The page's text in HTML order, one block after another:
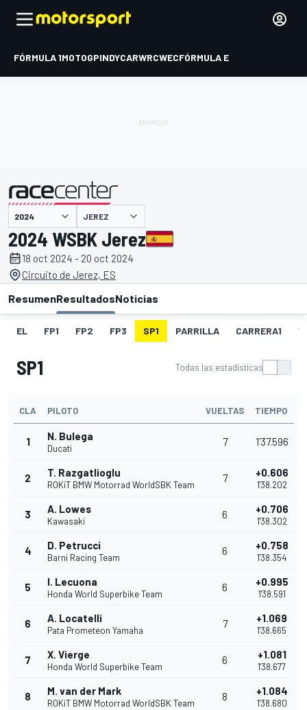
FÓRMULA 1MOTOGPINDYCARWRCWECFÓRMULA E
presentado por JEREZ
2024 WSBK Jerez
18 oct 2024 - 20 oct 2024
Circuito de Jerez, ES
ResumenResultadosNoticias
EL FP1 FP2 FP3 SP1 PARRILLA CARRERA1
SP1 Todas las estadísticas
CLA PILOTO VUELTAS TIEMPO
1 N. Bulega
Ducati
7 1'37.596
2 T. Razgatlioglu
ROKiT BMW Motorrad WorldSBK Team
7 +0.606
1'38.202
3 A. Lowes
Kawasaki
6 +0.706
1'38.302
4 D. Petrucci
Barni Racing Team
6 +0.758
1'38.354
5 I. Lecuona
Honda World Superbike Team
6 +0.995
1'38.591
6 A. Locatelli
Pata Prometeon Yamaha
7 +1.069
1'38.665
7 X. Vierge
Honda World Superbike Team
6 +1.081
1'38.677
8 M. van der Mark
ROKiT BMW Motorrad WorldSBK Team
8 +1.084
1'38.680